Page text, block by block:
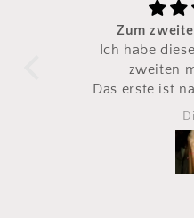
Zum
Ich habe
zweiten
Das erste ist
Also direkt